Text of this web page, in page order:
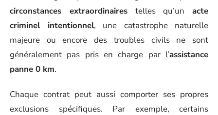
circonstances extraordinairestelles qu’un acte
criminel intentionnel, une catastrophe naturelle
majeure ou encore des troubles civils ne sont
généralement pas pris en charge par l’assistance
panne 0 km.
Chaque contrat peut aussi comporter ses propres
exclusions spécifiques. Par exemple, certains